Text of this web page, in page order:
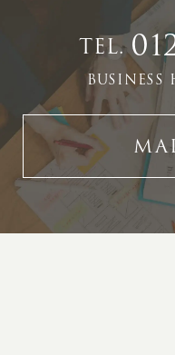
TEL.
BUSINESS